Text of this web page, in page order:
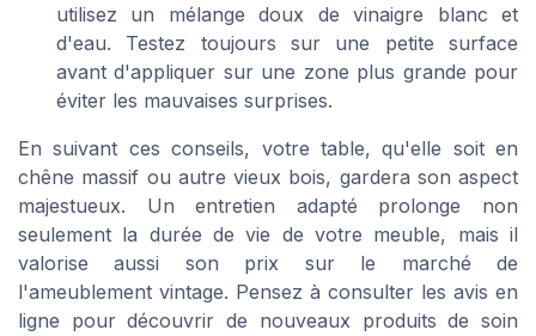
utilisez un mélange doux de vinaigre blanc et
d'eau. Testez toujours sur une petite surface
avant d'appliquer sur une zone plus grande pour
éviter les mauvaises surprises.
En suivant ces conseils, votre table, qu'elle soit en
chêne massif ou autre vieux bois, gardera son aspect
majestueux. Un entretien adapté prolonge non
seulement la durée de vie de votre meuble, mais il
valorise aussi son prix sur le marché de
l'ameublement vintage. Pensez à consulter les avis en
ligne pour découvrir de nouveaux produits de soin